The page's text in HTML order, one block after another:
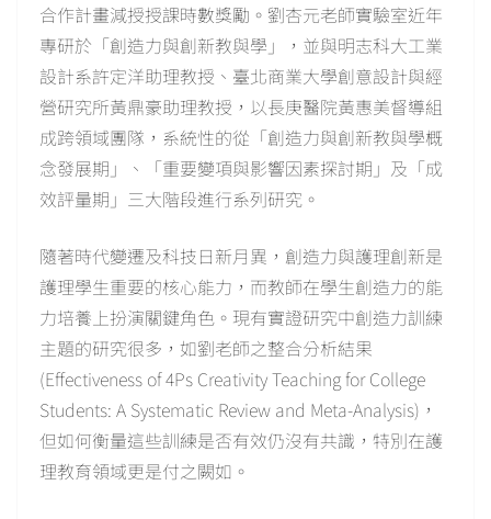
合作計畫減授授課時數獎勵。劉杏元老師實驗室近年
專研於「創造力與創新教與學」，並與明志科大工業
設計系許定洋助理教授、臺北商業大學創意設計與經
營研究所黃鼎豪助理教授，以長庚醫院黃惠美督導組
成跨領域團隊，系統性的從「創造力與創新教與學概
念發展期」、「重要變項與影響因素探討期」及「成
效評量期」三大階段進行系列研究。
隨著時代變遷及科技日新月異，創造力與護理創新是
護理學生重要的核心能力，而教師在學生創造力的能
力培養上扮演關鍵角色。現有實證研究中創造力訓練
主題的研究很多，如劉老師之整合分析結果
(Effectiveness of 4Ps Creativity Teaching for College
Students: A Systematic Review and Meta-Analysis)，
但如何衡量這些訓練是否有效仍沒有共識，特別在護
理教育領域更是付之闕如。